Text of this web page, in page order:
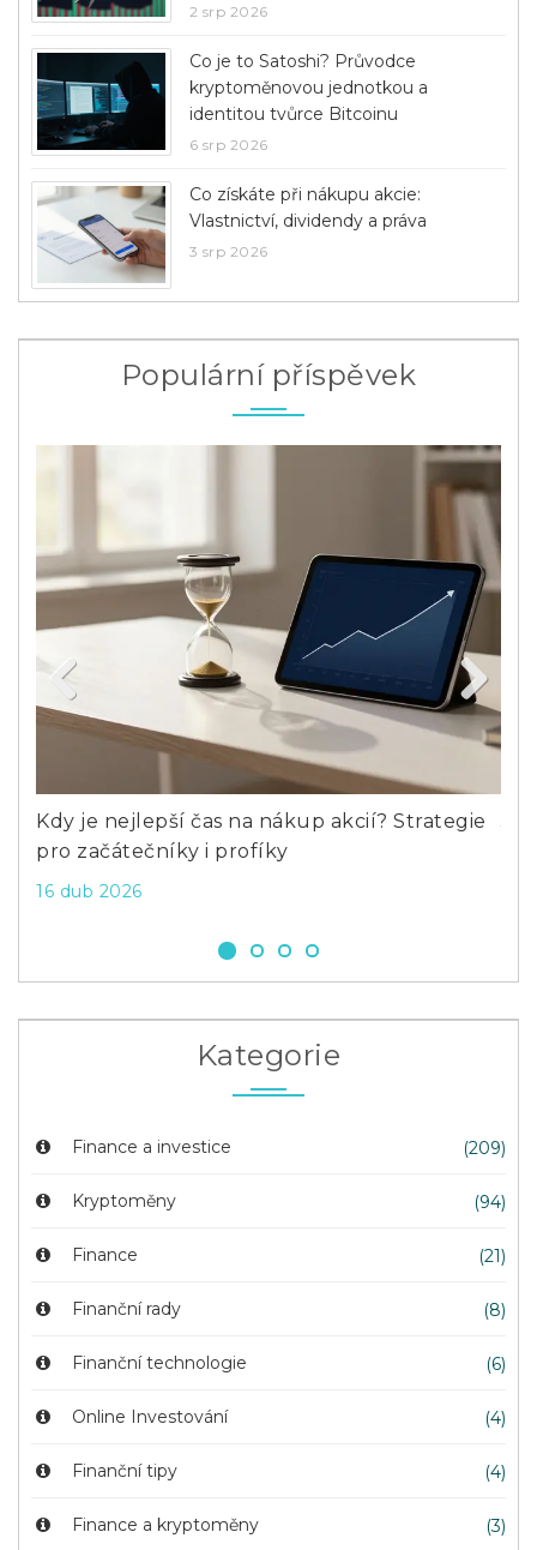
2 srp 2026
Co je to Satoshi? Průvodce
kryptoměnovou jednotkou a
identitou tvůrce Bitcoinu
6 srp 2026
Co získáte při nákupu akcie:
Vlastnictví, dividendy a práva
3 srp 2026
Populární příspěvek
je nejlepší čas na nákup akcií? Strategie
začátečníky i profíky
dub 2026
Jak
Next
Kategorie
Finance a investice (209)
Kryptoměny (94)
Finance (21)
Finanční rady (8)
Finanční technologie (6)
Online Investování (4)
Finanční tipy (4)
Finance a kryptoměny (3)